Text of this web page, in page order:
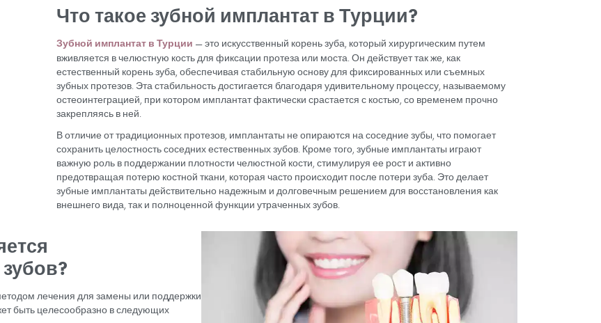
кость, чтобы служить
Диковинки
Что такое зубной имплантат в
Зубной имплантат в Турции— это искусственный корень зуба, который
вживляется в челюстную кость для фиксации протеза или моста. Он действует
зубных протезов. Эта стабильность достигается благодаря удивительному
остеоинтеграцией, при котором имплантат фактически срастается с костью,
закрепляясь в ней.
В отличие от традиционных протезов, имплантаты не опираются на соседние
сохранить целостность соседних естественных зубов. Кроме того, зубные